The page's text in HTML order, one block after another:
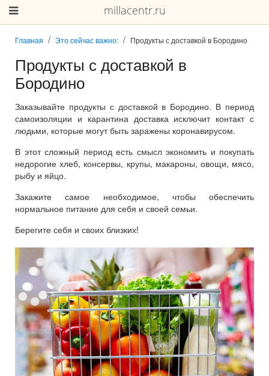
millacentr.ru
Главная Это сейчас важно: Продукты с доставкой в Бородино
Продукты с доставкой в
Бородино
Заказывайте продукты с доставкой в Бородино. В период
самоизоляции и карантина доставка исключит контакт с
людьми, которые могут быть заражены коронавирусом.
В этот сложный период есть смысл экономить и покупать
недорогие хлеб, консервы, крупы, макароны, овощи, мясо,
рыбу и яйцо.
Закажите самое необходимое, чтобы обеспечить
нормальное питание для себя и своей семьи.
Берегите себя и своих близких!